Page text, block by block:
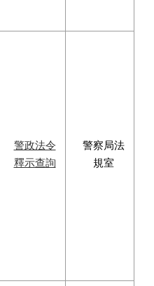
警政法令
釋示查詢
警察局法
規室